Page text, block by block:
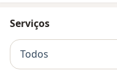
Serviços
Todos